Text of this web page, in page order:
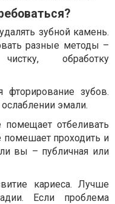
зубной камень.
разные методы –
обработку
фторирование зубов.
эмали.
отбеливать
помешает проходить и
вы – публичная или
кариеса. Лучше
Если проблема